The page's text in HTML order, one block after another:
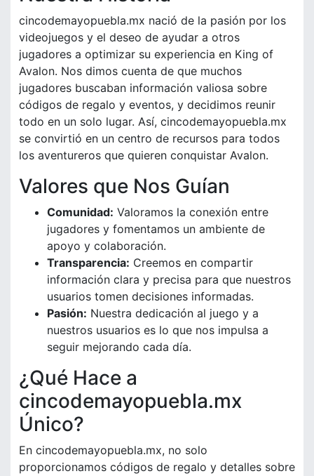
cincodemayopuebla.mx nació de la pasión por los
videojuegos y el deseo de ayudar a otros
jugadores a optimizar su experiencia en King of
Avalon. Nos dimos cuenta de que muchos
jugadores buscaban información valiosa sobre
códigos de regalo y eventos, y decidimos reunir
todo en un solo lugar. Así, cincodemayopuebla.mx
se convirtió en un centro de recursos para todos
los aventureros que quieren conquistar Avalon.
Valores que Nos Guían
Comunidad: Valoramos la conexión entre
jugadores y fomentamos un ambiente de
apoyo y colaboración.
Transparencia: Creemos en compartir
información clara y precisa para que nuestros
usuarios tomen decisiones informadas.
Pasión: Nuestra dedicación al juego y a
nuestros usuarios es lo que nos impulsa a
seguir mejorando cada día.
¿Qué Hace a
cincodemayopuebla.mx
Único?
En cincodemayopuebla.mx, no solo
proporcionamos códigos de regalo y detalles sobre